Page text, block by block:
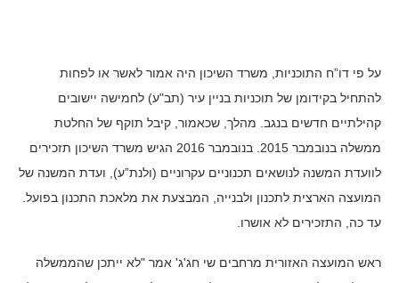
על פי דו”ח התוכניות, משרד השיכון היה אמור לאשר או לפחות
להתחיל בקידומן של תוכניות בניין עיר (תב"ע) לחמישה יישובים
קהילתיים חדשים בנגב. מהלך, שכאמור, קיבל תוקף של החלטת
ממשלה בנובמבר 2015. בנובמבר 2016 הגיש משרד השיכון תזכירים
לוועדת המשנה לנושאים תכנוניים עקרוניים (ולנת”ע), ועדת המשנה של
המועצה הארצית לתכנון ולבנייה, המבצעת את מלאכת התכנון בפועל.
עד כה, התזכירים לא אושרו.
ראש המועצה האזורית מרחבים שי חג'ג' אמר "לא ייתכן שהממשלה